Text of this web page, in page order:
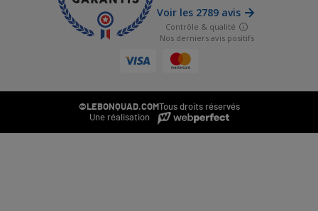
©LEBONQUAD.COMTous droits réservés
Une réalisation